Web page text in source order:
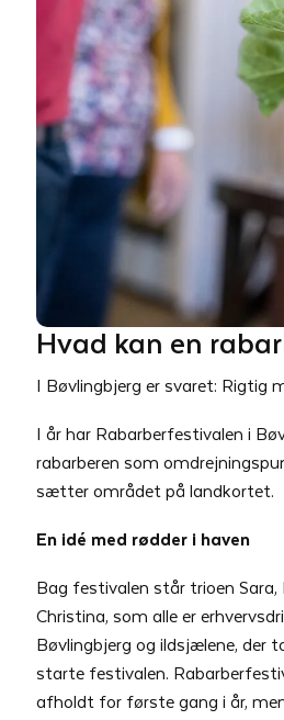
Hvad kan en
I Bøvlingbjerg er svaret: Rigtig
I år har Rabarberfestivalen i
rabarberen som
sætter området på landkortet.
En idé med rødder i haven
Bag festivalen står trioen Sara,
Christina, som alle er
Bøvlingbjerg og ildsjælene, der
starte festivalen.
afholdt for første gang i år,